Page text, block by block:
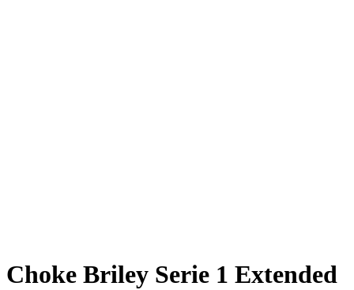
Choke Briley Serie 1 Extended